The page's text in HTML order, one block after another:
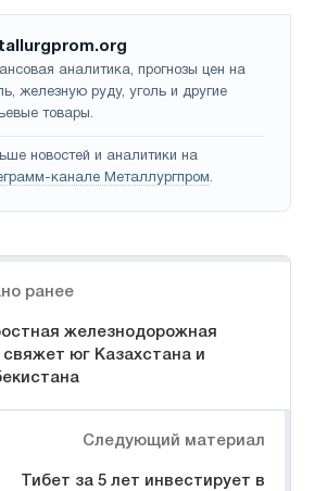
аналитика, прогнозы цен на
железную руду, уголь и другие
товары.
новостей и аналитики на
канале Металлургпром.
ранее
железнодорожная
свяжет юг Казахстана и
Следующий материал
Тибет за 5 лет инвестирует в